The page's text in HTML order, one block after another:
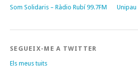
Som Solidaris – Ràdio Rubí 99.7FM
Unipau
SEGUEIX-ME A TWITTER
Els meus tuits